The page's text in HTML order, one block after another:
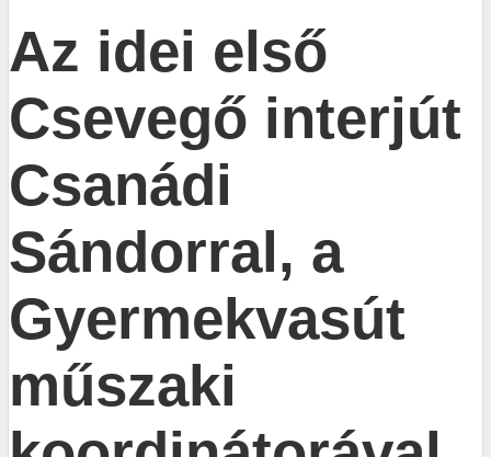
Az idei első
Csevegő interjút
Csanádi
Sándorral, a
Gyermekvasút
műszaki